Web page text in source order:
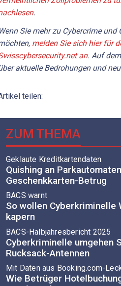
.
Wenn Sie mehr zu Cybercrime und
melden Sie sich hier für
an. Auf
aktuelle Bedrohungen und
teilen:
ZUM THEMA
Geklaute Kreditkartendaten
Quishing an
Geschenkkarten-Betrug
BACS warnt
So wollen Cyberkriminelle
kapern
BACS-Halbjahresbericht 2025
Cyberkriminelle umgehen
Rucksack-Antennen
Mit Daten aus Booking.com-
Wie Betrüger